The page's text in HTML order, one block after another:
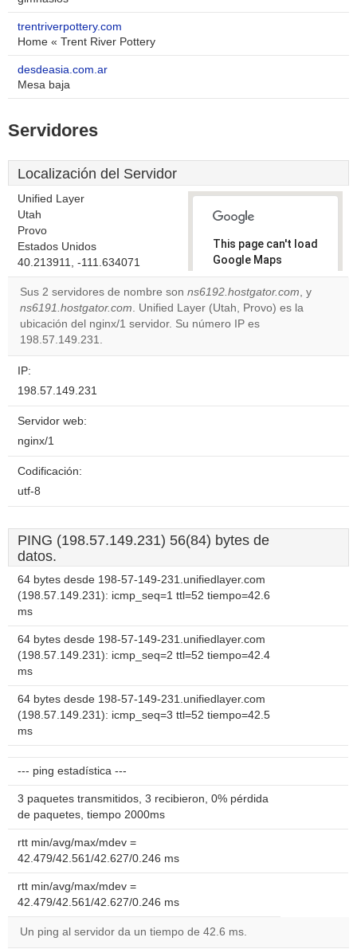
trentriverpottery.com
Home « Trent River Pottery
desdeasia.com.ar
Mesa baja
Servidores
Localización del Servidor
Unified Layer
Utah
Provo
Estados Unidos
40.213911, -111.634071
This page can't load
Google Maps
correctly.
Do you
own this
Sus 2 servidores de nombre son ns6192.hostgator.com, y
ns6191.hostgator.com. Unified Layer (Utah, Provo) es la
ubicación del nginx/1 servidor. Su número IP es
198.57.149.231.
IP:
198.57.149.231
Servidor web:
nginx/1
Codificación:
utf-8
PING (198.57.149.231) 56(84) bytes de
datos.
64 bytes desde 198-57-149-231.unifiedlayer.com
(198.57.149.231): icmp_seq=1 ttl=52 tiempo=42.6
ms
64 bytes desde 198-57-149-231.unifiedlayer.com
(198.57.149.231): icmp_seq=2 ttl=52 tiempo=42.4
ms
64 bytes desde 198-57-149-231.unifiedlayer.com
(198.57.149.231): icmp_seq=3 ttl=52 tiempo=42.5
ms
--- ping estadística ---
3 paquetes transmitidos, 3 recibieron, 0% pérdida
de paquetes, tiempo 2000ms
rtt min/avg/max/mdev =
42.479/42.561/42.627/0.246 ms
rtt min/avg/max/mdev =
42.479/42.561/42.627/0.246 ms
Un ping al servidor da un tiempo de 42.6 ms.